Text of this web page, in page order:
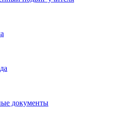
документы